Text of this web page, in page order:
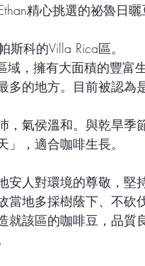
精心挑選的祕魯日曬
科的Villa Rica區。
域，擁有大面積的豐富
多的地方。目前被認為
，氣侯溫和。與乾旱季
，適合咖啡生長。
人對環境的尊敬，堅
當地多採樹蔭下、不砍
該區的咖啡豆，品質